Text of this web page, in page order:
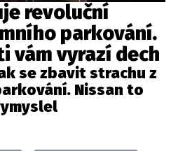
revoluční
parkování.
vám vyrazí dech
se zbavit strachu z
Nissan to